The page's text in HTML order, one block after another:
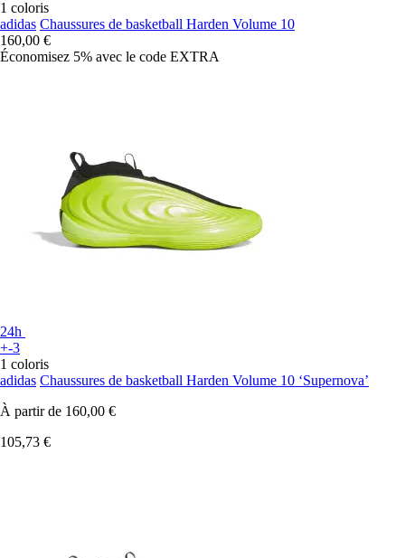
1 coloris
adidas Chaussures de basketball Harden Volume 10
160,00 €
Économisez 5% avec le code EXTRA
24h
+-3
1 coloris
adidas Chaussures de basketball Harden Volume 10 ‘Supernova’
À partir de 160,00 €
105,73 €